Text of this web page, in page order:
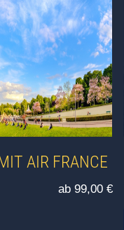
AIR FRANCE
ab 99,00 €